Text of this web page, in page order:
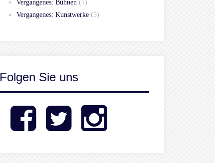
Vergangenes: Bühnen (1)
Vergangenes: Kunstwerke (5)
Folgen Sie uns
Facebook Twitter Instagram